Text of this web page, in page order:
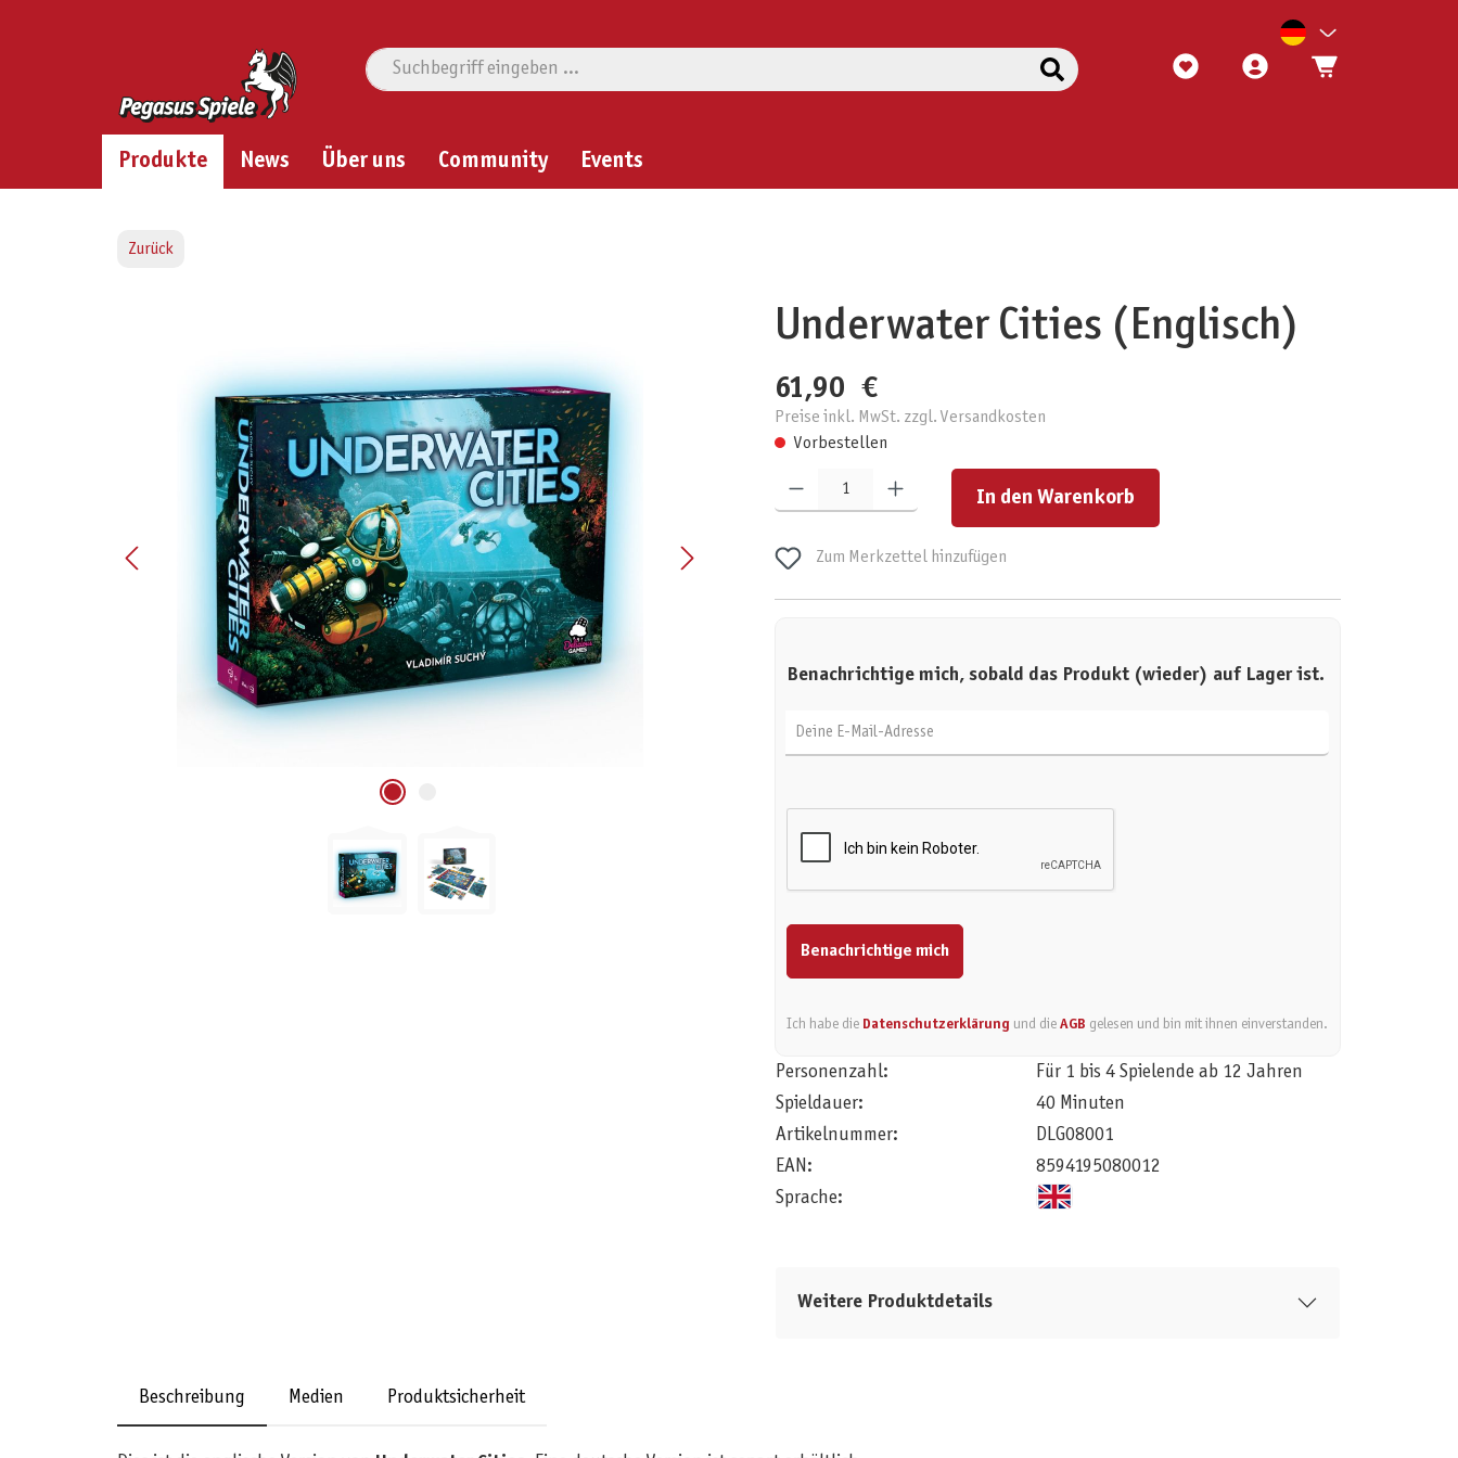
Produkte News Über uns Community Events
Zurück
Underwater Cities (Englisch)
61,90 €
Preise inkl. MwSt. zzgl. Versandkosten
Vorbestellen
Produkt Anzahl: Gib den gewünschten Wert ein oder benutze die Schaltflächen um die Anzahl zu erhöhen oder zu reduzieren.
In den Warenkorb
Zum Merkzettel hinzufügen
Benachrichtige mich, sobald das Produkt (wieder) auf Lager ist.
Benachrichtige mich
Ich habe die Datenschutzerklärung und dieAGB gelesen und bin mit ihnen einverstanden.
Personenzahl:
Für 1 bis 4 Spielende ab 12 Jahren
Spieldauer:
40 Minuten
Artikelnummer:
DLG08001
EAN:
8594195080012
Sprache:
Weitere Produktdetails
Beschreibung Medien Produktsicherheit